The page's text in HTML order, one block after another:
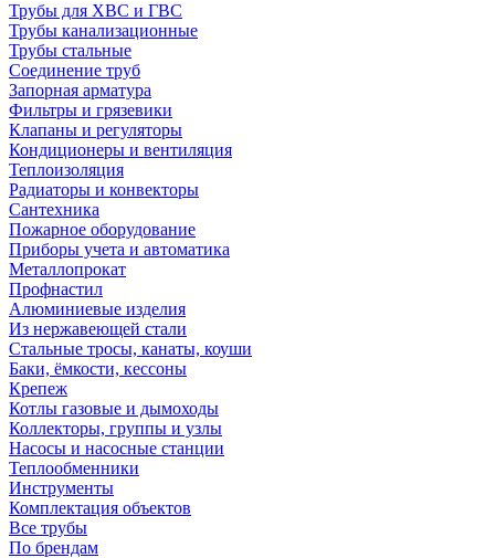
Трубы для ХВС и ГВС
Трубы канализационные
Трубы стальные
Соединение труб
Запорная арматура
Фильтры и грязевики
Клапаны и регуляторы
Кондиционеры и вентиляция
Теплоизоляция
Радиаторы и конвекторы
Сантехника
Пожарное оборудование
Приборы учета и автоматика
Металлопрокат
Профнастил
Алюминиевые изделия
Из нержавеющей стали
Стальные тросы, канаты, коуши
Баки, ёмкости, кессоны
Крепеж
Котлы газовые и дымоходы
Коллекторы, группы и узлы
Насосы и насосные станции
Теплообменники
Инструменты
Комплектация объектов
Все трубы
По брендам